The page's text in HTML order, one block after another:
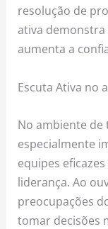
resolução de
ativa
aumenta a
Escuta Ativa no
No ambiente de
especialmente
equipes
liderança. Ao
preocupações
tomar decisões